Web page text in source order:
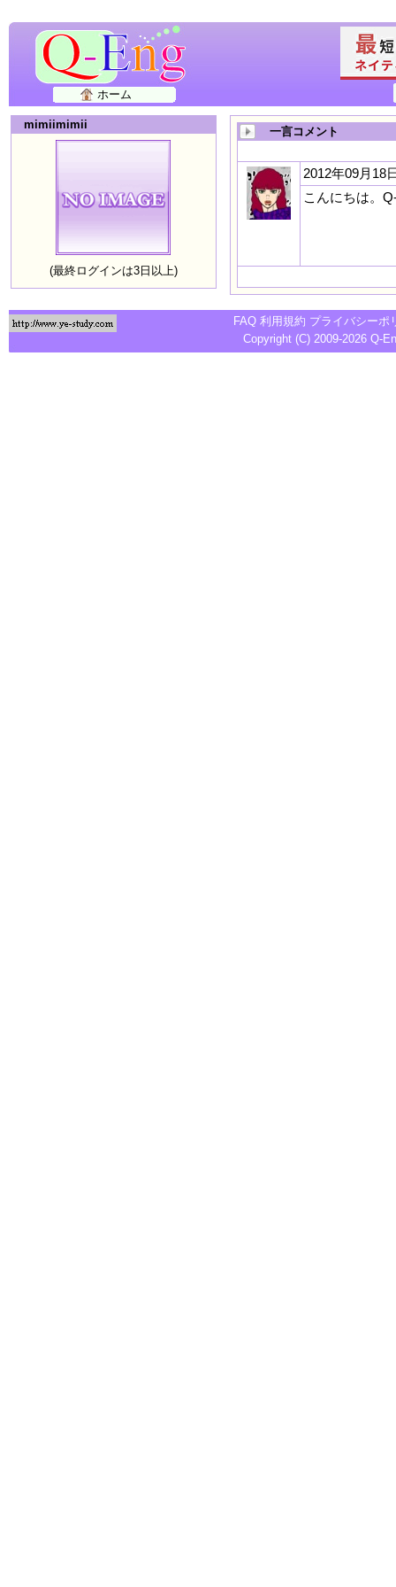
ホーム
mimiimimii
(最終ログインは3日以上)
一言コメント
2012年09月18
こんにちは。
FAQ 利用規約 プライバシーポ
Copyright (C) 2009-2026 Q-